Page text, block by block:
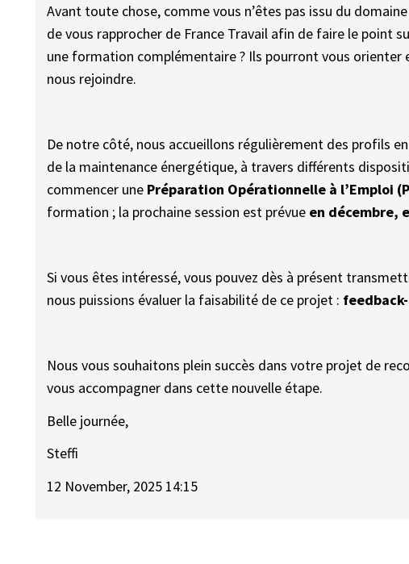
Avant toute chose, comme vous n’êtes pas issu du
de vous rapprocher de France Travail afin de faire le point
une formation complémentaire ? Ils pourront vous
nous rejoindre.
De notre côté, nous accueillons régulièrement des profils
de la maintenance énergétique, à travers différents
commencer une Préparation Opérationnelle à l’Emploi
formation ; la prochaine session est prévue en décembre,
Si vous êtes intéressé, vous pouvez dès à présent
nous puissions évaluer la faisabilité de ce projet :
Nous vous souhaitons plein succès dans votre projet de
vous accompagner dans cette nouvelle étape.
Belle journée,
Steffi
12 November, 2025 14:15